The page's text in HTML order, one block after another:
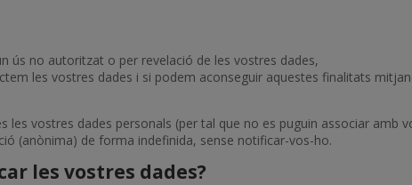
ús no autoritzat o per revelació de les vostres dades,
les vostres dades i si podem aconseguir aquestes finalitats
les vostres dades personals (per tal que no es puguin associar amb
(anònima) de forma indefinida, sense notificar-vos-ho.
les vostres dades?